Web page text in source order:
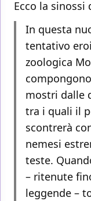
Ecco la
In questa
tentativo
zoologica
mostri dalle
tra i quali il
scontrerà
nemesi
teste.
– ritenute
leggende –